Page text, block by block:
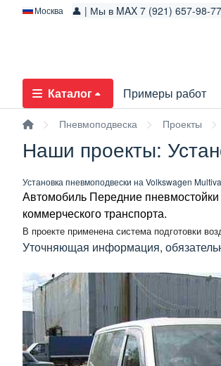
Москва 👤 | Мы в MAX 7 (921) 657-98-77
Каталог Примеры работ
Пневмоподвеска Проекты
Наши проекты:
Установка пневмоподвески на Volkswagen
Автомобиль Передние
коммерческого транспорта.
В проекте применена система подготовки
Уточняющая информация,